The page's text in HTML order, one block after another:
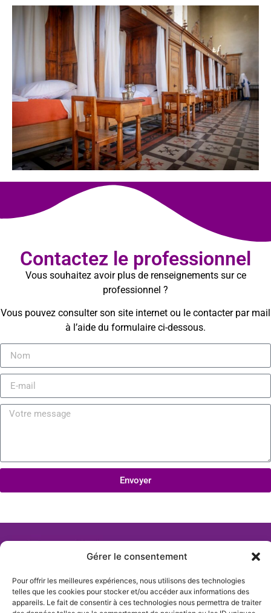
Gérer le consentement
Pour offrir les meilleures expériences, nous utilisons des technologies
telles que les cookies pour stocker et/ou accéder aux informations des
appareils. Le fait de consentir à ces technologies nous permettra de traiter
Contactez le professionnel
Vous souhaitez avoir plus de renseignements sur ce
professionnel ?
Vous pouvez consulter son site internet ou le contacter par mail
à l’aide du formulaire ci-dessous.
Envoyer